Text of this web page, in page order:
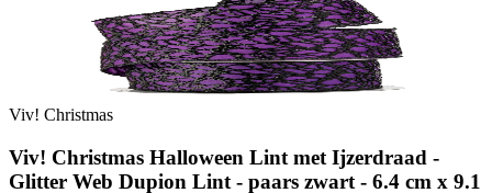
Viv! Christmas
Viv! Christmas Halloween Lint met Ijzerdraad -
Glitter Web Dupion Lint - paars zwart - 6.4 cm x 9.1